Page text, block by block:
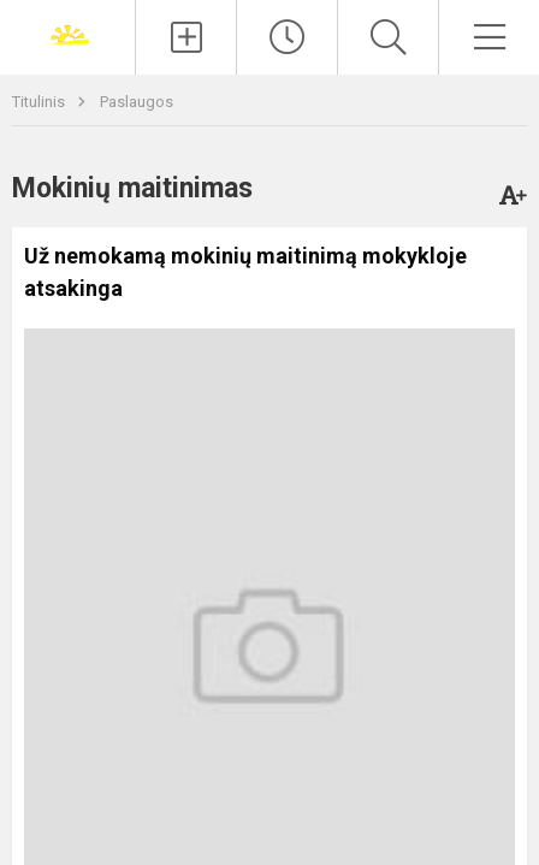
Titulinis Paslaugos
Mokinių maitinimas
Už nemokamą mokinių maitinimą mokykloje
atsakinga